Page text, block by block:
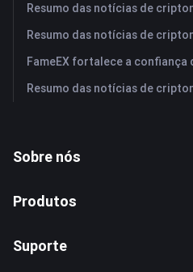
Sobre nós
Produtos
Suporte